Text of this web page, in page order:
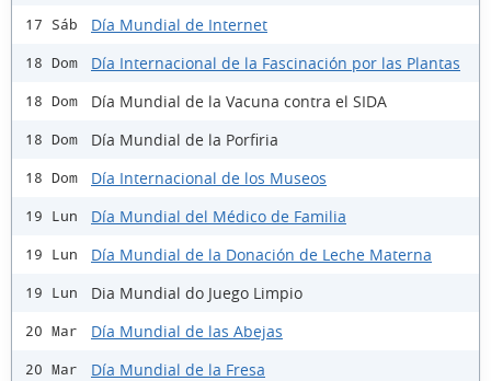
17 Sáb Día Mundial de Internet
18 Dom Día Internacional de la Fascinación por las Plantas
18 Dom Día Mundial de la Vacuna contra el SIDA
18 Dom Día Mundial de la Porfiria
18 Dom Día Internacional de los Museos
19 Lun Día Mundial del Médico de Familia
19 Lun Día Mundial de la Donación de Leche Materna
19 Lun Dia Mundial do Juego Limpio
20 Mar Día Mundial de las Abejas
20 Mar Día Mundial de la Fresa